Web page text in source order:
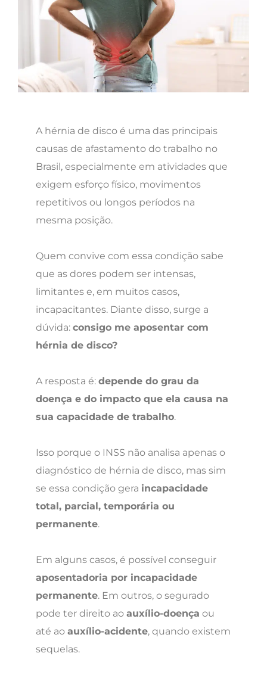
A hérnia de disco é uma das principais
causas de afastamento do trabalho no
Brasil, especialmente em atividades que
exigem esforço físico, movimentos
repetitivos ou longos períodos na
mesma posição.
Quem convive com essa condição sabe
que as dores podem ser intensas,
limitantes e, em muitos casos,
incapacitantes. Diante disso, surge a
dúvida: consigo me aposentar com
hérnia de disco?
A resposta é: depende do grau da
doença e do impacto que ela causa na
sua capacidade de trabalho.
Isso porque o INSS não analisa apenas o
diagnóstico de hérnia de disco, mas sim
se essa condição gera incapacidade
total, parcial, temporária ou
permanente.
Em alguns casos, é possível conseguir
aposentadoria por incapacidade
permanente. Em outros, o segurado
pode ter direito ao auxílio-doença ou
até ao auxílio-acidente, quando existem
sequelas.